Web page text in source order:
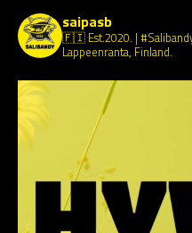
saipasb
🇫🇮 Est.2020. |
Lappeenranta, Finland.